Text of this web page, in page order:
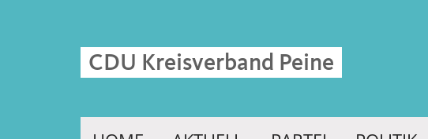
CDU Kreisverband Peine